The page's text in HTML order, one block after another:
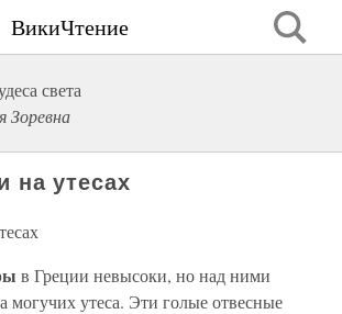
ВикиЧтение
света
Зоревна
на утесах
в Греции невысоки, но над ними
могучих утеса. Эти голые отвесные